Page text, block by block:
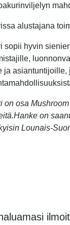
alustajana
sopii hyvin
ja asiantuntijoille,
on osa
Hanke on
Lounais-